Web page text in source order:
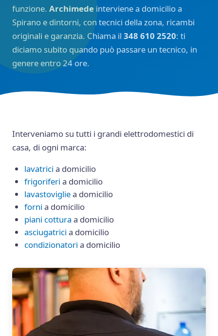
funzione.Archimede interviene a domicilio a
Spirano e dintorni, con tecnici della zona, ricambi
originali e garanzia. Chiama il348 610 2520: ti
diciamo subito quando può passare un tecnico, in
genere entro 24 ore.
Interveniamo su tutti i grandi elettrodomestici di
casa, di ogni marca:
lavatrici a domicilio
frigoriferi a domicilio
lavastovigliea domicilio
forni a domicilio
piani cottura a domicilio
asciugatrici a domicilio
condizionatori a domicilio